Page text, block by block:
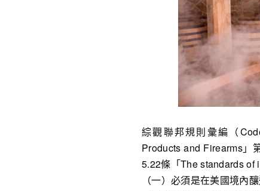
綜觀聯邦規則彙編（
Products and Firearms」
5.22條「The standards of
（一）必須是在美國境內釀